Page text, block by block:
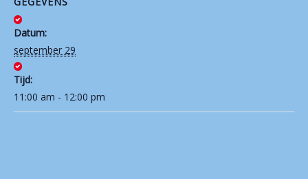
Datum:
september 29
Tijd:
11:00 am - 12:00 pm